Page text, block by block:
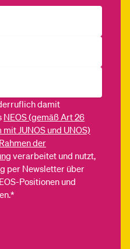
damit
NEOS (gemäß Art 26
JUNOS und UNOS)
der
verarbeitet und nutzt,
per Newsletter über
Positionen und